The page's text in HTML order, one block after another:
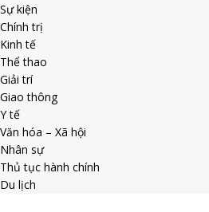
Sự kiện
Chính trị
Kinh tế
Thể thao
Giải trí
Giao thông
Y tế
Văn hóa – Xã hội
Nhân sự
Thủ tục hành chính
Du lịch